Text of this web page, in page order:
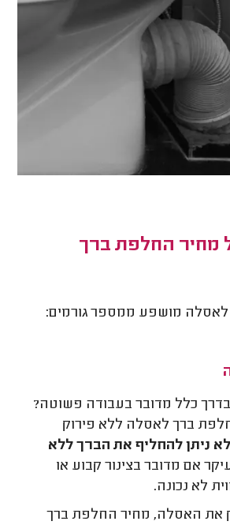
מחיר החלפת ברך
מושפע ממספר גורמים:
כלל מדובר בעבודה פשוטה?
ברך לאסלה ללא פירוק
ניתן להחליף את הברך ללא
אם מדובר בצינור קבוע או
לא נכונה.
את האסלה, מחיר החלפת ברך